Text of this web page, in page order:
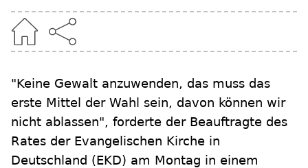
"Keine Gewalt anzuwenden, das muss das
erste Mittel der Wahl sein, davon können wir
nicht ablassen", forderte der Beauftragte des
Rates der Evangelischen Kirche in
Deutschland (EKD) am Montag in einem